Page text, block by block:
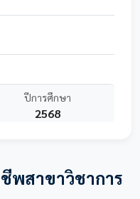
ปีการศึกษา
2568
ชีพสาขาวิชาการ